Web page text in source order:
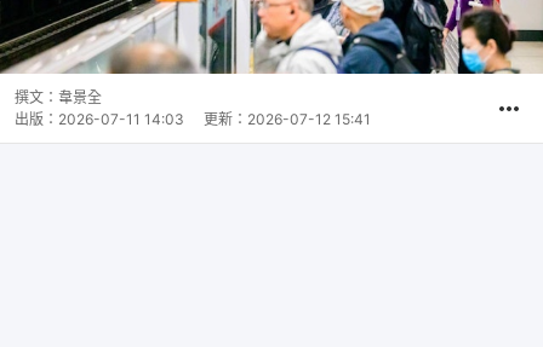
撰文： 韋景全
出版： 2026-07-11 14:03 更新： 2026-07-12 15:41